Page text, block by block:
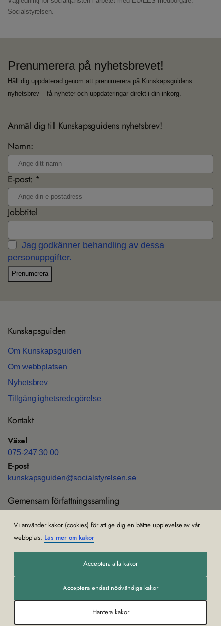
Vi använder kakor (cookies) för att ge dig en bättre upplevelse av vår
webbplats. Läs mer om kakor
Acceptera alla kakor
Acceptera endast nödvändiga kakor
Hantera kakor
Socialstyrelsen.
Prenumerera på nyhetsbrevet!
Håll dig uppdaterad genom att prenumerera på Kunskapsguidens
nyhetsbrev – få nyheter och uppdateringar direkt i din inkorg.
Anmäl dig till Kunskapsguidens nyhetsbrev!
Namn:
E-post: *
Jobbtitel
Jag godkänner behandling av dessa
personuppgifter.
Prenumerera
Kun­skaps­gui­den
Om Kun­skaps­gui­den
Om webb­plat­sen
Nyhets­b­rev
Till­gäng­lig­hets­re­do­gö­relse
Kon­takt
Växel
075-247 30 00
E-post
kun­skaps­gui­den@soci­al­sty­rel­sen.se
Gemen­sam för­fatt­nings­sam­ling
Före­skrif­ter och all­männa råd (HSLF-FS)
Om gemen­sam för­fatt­nings­sam­ling